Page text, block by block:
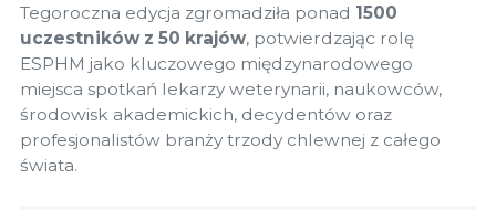
Tegoroczna edycja zgromadziła ponad 1500
uczestników z 50 krajów, potwierdzając rolę
ESPHM jako kluczowego międzynarodowego
miejsca spotkań lekarzy weterynarii, naukowców,
środowisk akademickich, decydentów oraz
profesjonalistów branży trzody chlewnej z całego
świata.